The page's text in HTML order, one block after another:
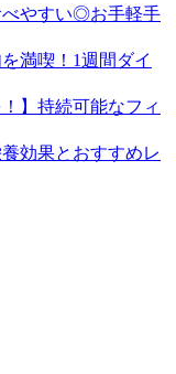
べやすい◎お手軽手
満喫！1週間ダイ
】持続可能なフィ
効果とおすすめレ